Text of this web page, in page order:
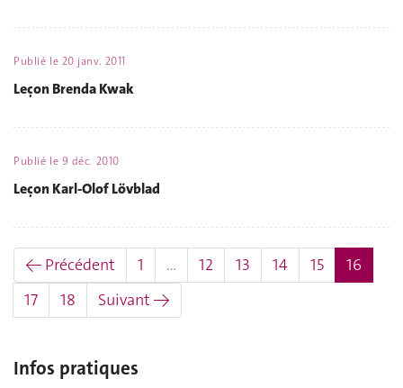
Publié le 20 janv. 2011
Leçon Brenda Kwak
Publié le 9 déc. 2010
Leçon Karl-Olof Lövblad
← Précédent 1 … 12 13 14 15 16
17
18 Suivant →
Infos pratiques